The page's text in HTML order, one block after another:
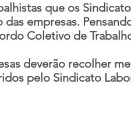
que os
empresas.
Coletivo de
deverão recolher
pelo Sindicato